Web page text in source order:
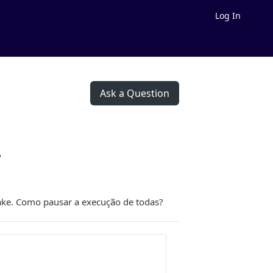
Log In
Ask a Question
Como pausar a execução de todas?